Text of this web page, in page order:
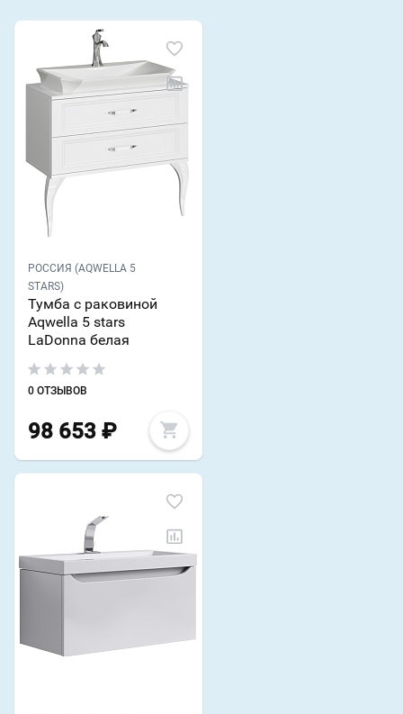
РОССИЯ (AQWELLA 5
STARS)
Тумба с раковиной
Aqwella 5 stars
LaDonna белая
0 ОТЗЫВОВ
98 653 ₽